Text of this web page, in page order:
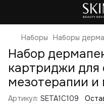
Наборы Наборы
Набор
картриджи
мезотерапии и
Артикул: SETA1C109